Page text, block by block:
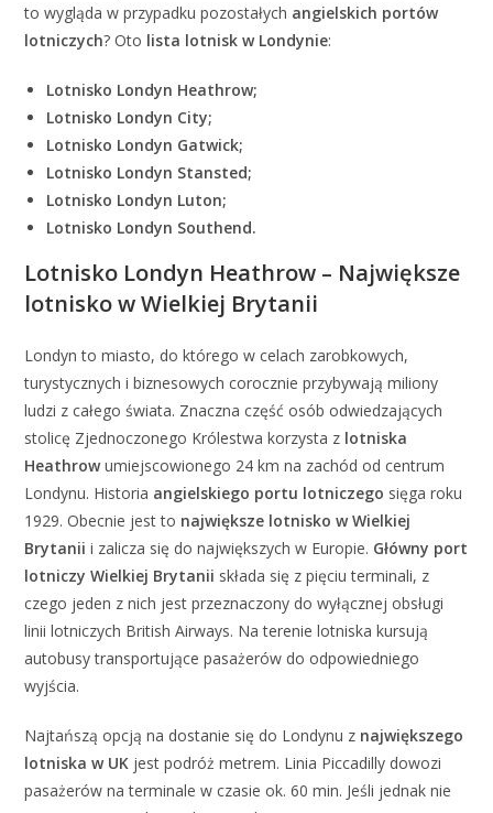
to wygląda w przypadku pozostałych angielskich portów
lotniczych? Oto lista lotnisk w Londynie:
Lotnisko Londyn Heathrow;
Lotnisko Londyn City;
Lotnisko Londyn Gatwick;
Lotnisko Londyn Stansted;
Lotnisko Londyn Luton;
Lotnisko Londyn Southend.
Lotnisko Londyn Heathrow – Największe
lotnisko w Wielkiej Brytanii
Londyn to miasto, do którego w celach zarobkowych,
turystycznych i biznesowych corocznie przybywają miliony
ludzi z całego świata. Znaczna część osób odwiedzających
stolicę Zjednoczonego Królestwa korzysta z lotniska
Heathrowumiejscowionego 24 km na zachód od centrum
Londynu. Historia angielskiego portu lotniczego sięga roku
1929. Obecnie jest to największe lotnisko w Wielkiej
Brytanii i zalicza się do największych w Europie. Główny port
lotniczy Wielkiej Brytanii składa się z pięciu terminali, z
czego jeden z nich jest przeznaczony do wyłącznej obsługi
linii lotniczych British Airways. Na terenie lotniska kursują
autobusy transportujące pasażerów do odpowiedniego
wyjścia.
Najtańszą opcją na dostanie się do Londynu z największego
lotniska w UK jest podróż metrem. Linia Piccadilly dowozi
pasażerów na terminale w czasie ok. 60 min. Jeśli jednak nie